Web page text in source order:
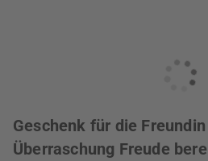
Geschenk für die
Überraschung Freude